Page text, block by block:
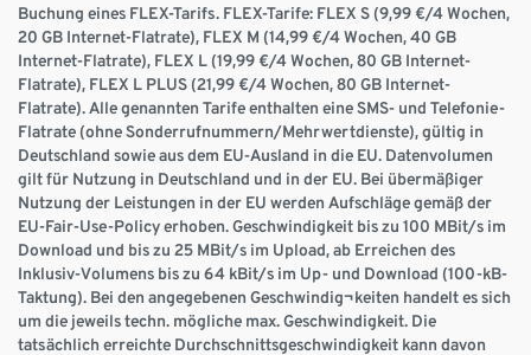
Buchung eines FLEX-Tarifs. FLEX-Tarife: FLEX S (9,99 €/4 Wochen,
20 GB Internet-Flatrate), FLEX M (14,99 €/4 Wochen, 40 GB
Internet-Flatrate), FLEX L (19,99 €/4 Wochen, 80 GB Internet-
Flatrate), FLEX L PLUS (21,99 €/4 Wochen, 80 GB Internet-
Flatrate). Alle genannten Tarife enthalten eine SMS- und Telefonie-
Flatrate (ohne Sonderrufnummern/Mehrwertdienste), gültig in
Deutschland sowie aus dem EU-Ausland in die EU. Datenvolumen
gilt für Nutzung in Deutschland und in der EU. Bei übermäßiger
Nutzung der Leistungen in der EU werden Aufschläge gemäß der
EU-Fair-Use-Policy erhoben. Geschwindigkeit bis zu 100 MBit/s im
Download und bis zu 25 MBit/s im Upload, ab Erreichen des
Inklusiv-Volumens bis zu 64 kBit/s im Up- und Download (100-kB-
Taktung). Bei den angegebenen Geschwindig¬keiten handelt es sich
um die jeweils techn. mögliche max. Geschwindigkeit. Die
tatsächlich erreichte Durchschnittsgeschwindigkeit kann davon